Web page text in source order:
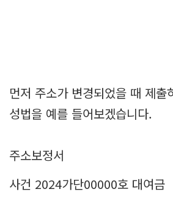
먼저 주소가 변경되었을 때 제출
성법을 예를 들어보겠습니다.
주소보정서
사건 2024가단00000호 대여금